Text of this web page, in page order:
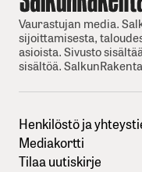
Vaurastujan media.
sijoittamisesta,
asioista. Sivusto
sisältöä.
Henkilöstö ja
Mediakortti
Tilaa uutiskirje